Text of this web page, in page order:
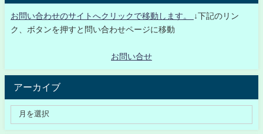
お問い合わせのサイトへクリックで移動します。
↓下記のリン
ク、ボタンを押すと問い合わせページに移動
お問い合せ
アーカイブ